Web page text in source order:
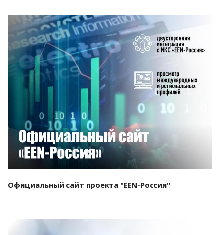
Смотреть проект
Официальный сайт проекта "EEN-Россия"